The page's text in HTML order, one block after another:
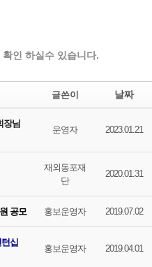
인 하실수 있습니다.
글쓴이 날짜
장님
운영자 2023.01.21
재외동포재
단
2020.01.31
공모 홍보운영자 2019.07.02
십
홍보운영자 2019.04.01